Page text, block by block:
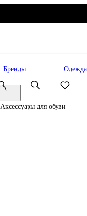
Бренды Одежда
Аксессуары для обуви